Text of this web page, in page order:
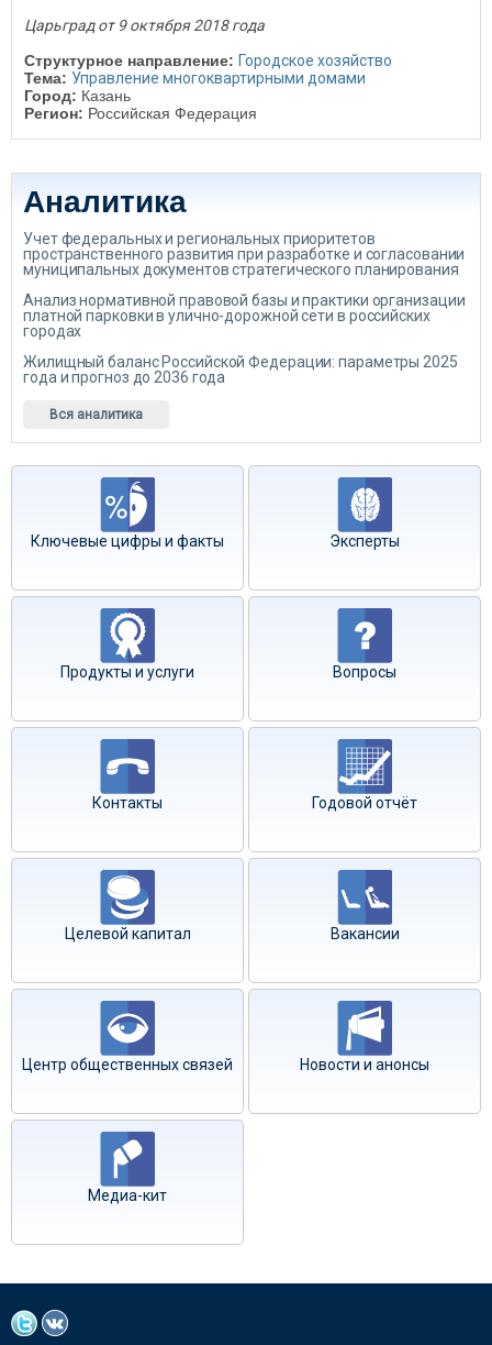
Царьград от 9 октября 2018 года
Структурное направление: Городское хозяйство
Тема: Управление многоквартирными домами
Город: Казань
Регион: Российская Федерация
Аналитика
Учет федеральных и региональных приоритетов
пространственного развития при разработке и согласовании
муниципальных документов стратегического планирования
Анализ нормативной правовой базы и практики организации
платной парковки в улично-дорожной сети в российских
городах
Жилищный баланс Российской Федерации: параметры 2025
года и прогноз до 2036 года
Вся аналитика
Ключевые цифры и факты Эксперты
Продукты и услуги Вопросы
Контакты Годовой отчёт
Целевой капитал Вакансии
Центр общественных связей Новости и анонсы
Медиа-кит